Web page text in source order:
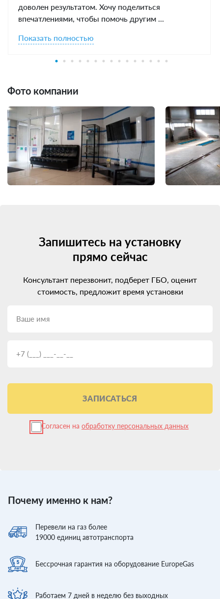
доволен результатом. Хочу поделиться
впечатлениями, чтобы помочь другим ...
Показать полностью
Фото компании
Запишитесь на установку
прямо сейчас
Консультант перезвонит, подберет ГБО, оценит
стоимость, предложит время установки
ЗАПИСАТЬСЯ
Согласен на обработку персональных данных
Почему именно к нам?
Перевели на газ более
19000 единиц автотранспорта
Бессрочная гарантия на оборудование EuropeGas
Работаем 7 дней в неделю без выходных